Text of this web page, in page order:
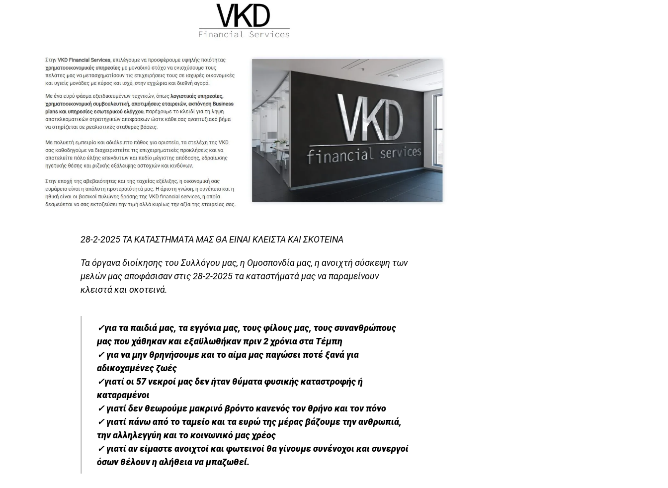
28-2-2025 ΤΑ ΚΑΤΑΣΤΗΜΑΤΑ ΜΑΣ ΘΑ ΕΙΝΑΙ ΚΛΕΙΣΤΑ ΚΑΙ ΣΚΟΤΕΙΝΑ
Τα όργανα διοίκησης του Συλλόγου μας, η Ομοσπονδία μας, η ανοιχτή σύσκεψη των
μελών μας αποφάσισαν στις 28-2-2025 τα καταστήματά μας να παραμείνουν
κλειστά και σκοτεινά.
✓για τα παιδιά μας, τα εγγόνια μας, τους φίλους μας, τους συνανθρώπους
μας που χάθηκαν και εξαϋλωθήκαν πριν 2 χρόνια στα Τέμπη
✓ για να μην θρηνήσουμε και το αίμα μας παγώσει ποτέ ξανά για
αδικοχαμένες ζωές
✓γιατί οι 57 νεκροί μας δεν ήταν θύματα φυσικής καταστροφής ή
καταραμένοι
✓ γιατί δεν θεωρούμε μακρινό βρόντο κανενός τον θρήνο και τον πόνο
✓ γιατί πάνω από το ταμείο και τα ευρώ της μέρας βάζουμε την ανθρωπιά,
την αλληλεγγύη και το κοινωνικό μας χρέος
✓ γιατί αν είμαστε ανοιχτοί και φωτεινοί θα γίνουμε συνένοχοι και συνεργοί
όσων θέλουν η αλήθεια να μπαζωθεί.